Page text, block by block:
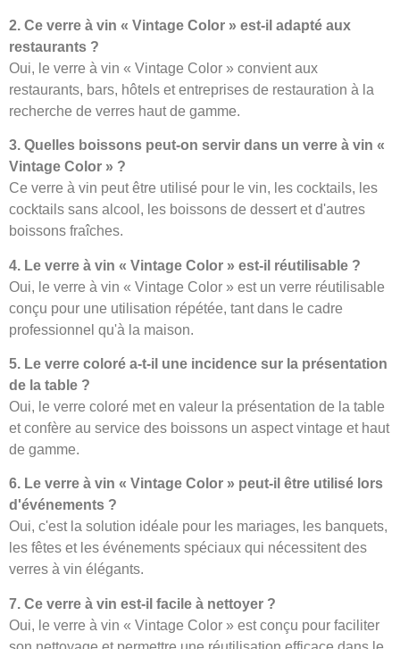
2. Ce verre à vin « Vintage Color » est-il adapté aux
restaurants ?
Oui, le verre à vin « Vintage Color » convient aux
restaurants, bars, hôtels et entreprises de restauration à la
recherche de verres haut de gamme.
3. Quelles boissons peut-on servir dans un verre à vin «
Vintage Color » ?
Ce verre à vin peut être utilisé pour le vin, les cocktails, les
cocktails sans alcool, les boissons de dessert et d'autres
boissons fraîches.
4. Le verre à vin « Vintage Color » est-il réutilisable ?
Oui, le verre à vin « Vintage Color » est un verre réutilisable
conçu pour une utilisation répétée, tant dans le cadre
professionnel qu'à la maison.
5. Le verre coloré a-t-il une incidence sur la présentation
de la table ?
Oui, le verre coloré met en valeur la présentation de la table
et confère au service des boissons un aspect vintage et haut
de gamme.
6. Le verre à vin « Vintage Color » peut-il être utilisé lors
d'événements ?
Oui, c'est la solution idéale pour les mariages, les banquets,
les fêtes et les événements spéciaux qui nécessitent des
verres à vin élégants.
7. Ce verre à vin est-il facile à nettoyer ?
Oui, le verre à vin « Vintage Color » est conçu pour faciliter